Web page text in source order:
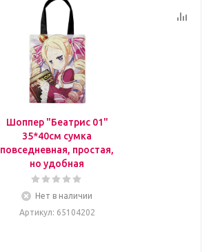
Шоппер "Беатрис 01"
35*40см сумка
повседневная, простая,
но удобная
Нет в наличии
Артикул: 65104202